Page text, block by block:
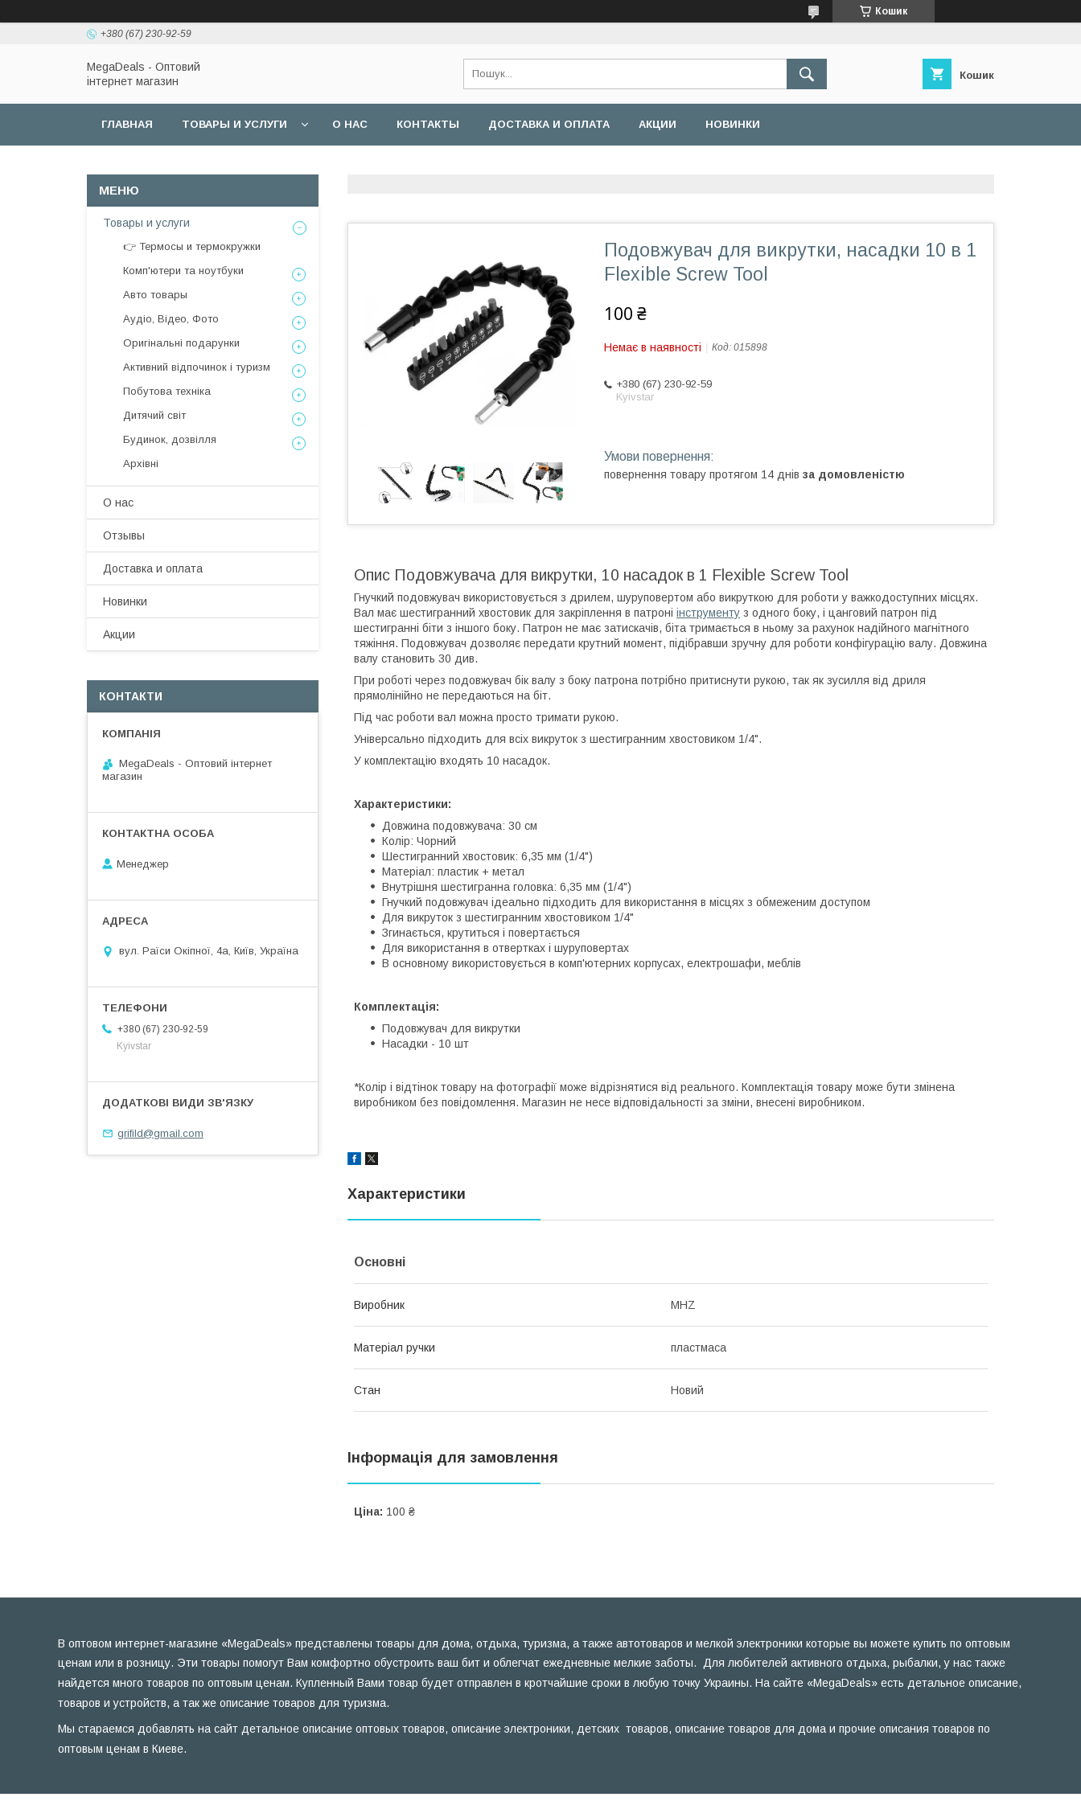
Кошик
+380 (67) 230-92-59
MegaDeals - Оптовий
інтернет магазин
Кошик
ГЛАВНАЯ ТОВАРЫ И УСЛУГИ О НАС КОНТАКТЫ ДОСТАВКА И ОПЛАТА АКЦИИ НОВИНКИ
Подовжувач для викрутки, насадки 10 в 1
Flexible Screw Tool
100 ₴
Немає в наявності Код: 015898
+380 (67) 230-92-59
Kyivstar
повернення товару протягом 14 днів за домовленістю
Опис Подовжувача для викрутки, 10 насадок в 1 Flexible Screw Tool
Гнучкий подовжувач використовується з дрилем, шуруповертом або викруткою для роботи у важкодоступних місцях.
Вал має шестигранний хвостовик для закріплення в патроні інструменту з одного боку, і цанговий патрон під
шестигранні біти з іншого боку. Патрон не має затискачів, біта тримається в ньому за рахунок надійного магнітного
тяжіння. Подовжувач дозволяє передати крутний момент, підібравши зручну для роботи конфігурацію валу. Довжина
валу становить 30 див.
При роботі через подовжувач бік валу з боку патрона потрібно притиснути рукою, так як зусилля від дриля
прямолінійно не передаються на біт.
Під час роботи вал можна просто тримати рукою.
Універсально підходить для всіх викруток з шестигранним хвостовиком 1/4".
У комплектацію входять 10 насадок.
Характеристики:
Довжина подовжувача: 30 см
Колір: Чорний
Шестигранний хвостовик: 6,35 мм (1/4")
Матеріал: пластик + метал
Внутрішня шестигранна головка: 6,35 мм (1/4")
Гнучкий подовжувач ідеально підходить для використання в місцях з обмеженим доступом
Для викруток з шестигранним хвостовиком 1/4"
Згинається, крутиться і повертається
Для використання в отвертках і шуруповертах
В основному використовується в комп'ютерних корпусах, електрошафи, меблів
Комплектація:
Подовжувач для викрутки
Насадки - 10 шт
*Колір і відтінок товару на фотографії може відрізнятися від реального. Комплектація товару може бути змінена
виробником без повідомлення. Магазин не несе відповідальності за зміни, внесені виробником.
Характеристики
Основні
Виробник MHZ
Матеріал ручки пластмаса
Стан Новий
Інформація для замовлення
Ціна: 100 ₴
Товары и услуги
👉 Термосы и термокружки
Комп'ютери та ноутбуки
Авто товары
Аудіо, Відео, Фото
Оригінальні подарунки
Активний відпочинок і туризм
Побутова техніка
Дитячий світ
Будинок, дозвілля
Архівні
О нас
Отзывы
Доставка и оплата
Новинки
Акции
КОНТАКТИ
MegaDeals - Оптовий інтернет
магазин
Менеджер
вул. Раїси Окіпної, 4а, Київ, Україна
+380 (67) 230-92-59
Kyivstar
grifild@gmail.com
В оптовом интернет-магазине «MegaDeals» представлены товары для дома, отдыха, туризма, а также автотоваров и мелкой электроники которые вы можете купить по оптовым
ценам или в розницу. Эти товары помогут Вам комфортно обустроить ваш бит и облегчат ежедневные мелкие заботы. Для любителей активного отдыха, рыбалки, у нас также
найдется много товаров по оптовым ценам. Купленный Вами товар будет отправлен в кротчайшие сроки в любую точку Украины. На сайте «MegaDeals» есть детальное описание,
товаров и устройств, а так же описание товаров для туризма.
Мы стараемся добавлять на сайт детальное описание оптовых товаров, описание электроники, детских товаров, описание товаров для дома и прочие описания товаров по
оптовым ценам в Киеве.